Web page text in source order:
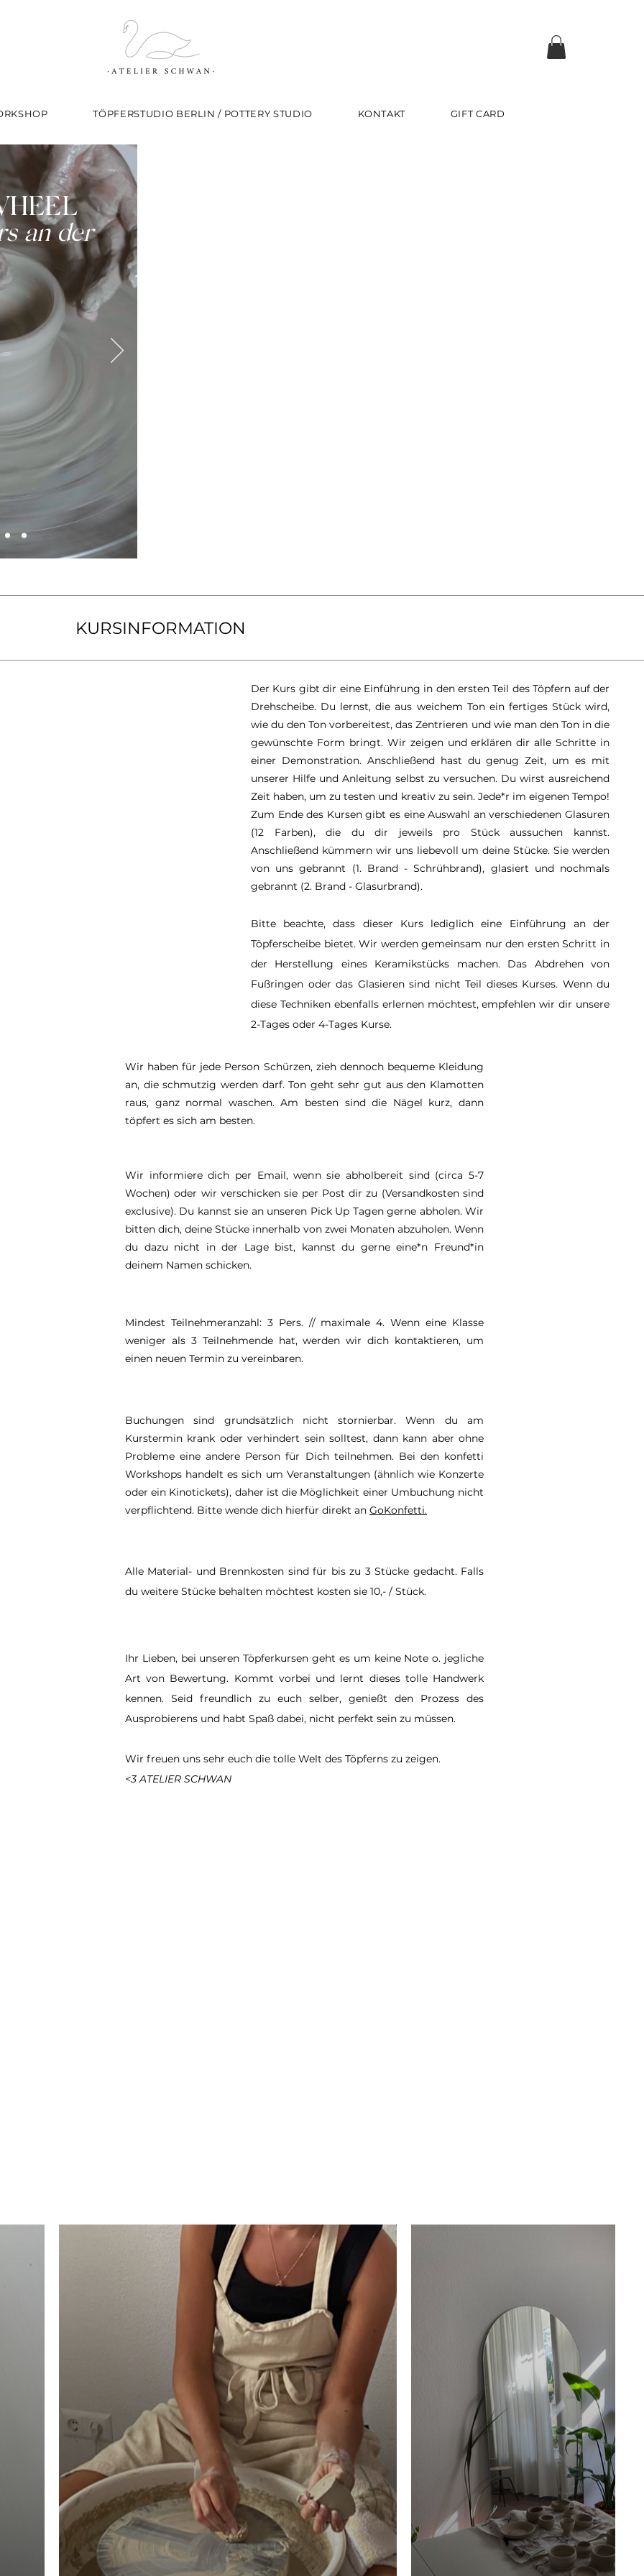
TÖPFERSTUDIO BERLIN / POTTERY STUDIO KONTAKT GIFT CARD
an der
KURSINFORMATION
Der Kurs gibt dir eine Einführung in den ersten Teil des Töpfern auf der
Drehscheibe. Du lernst, die aus weichem Ton ein fertiges Stück wird,
wie du den Ton vorbereitest, das Zentrieren und wie man den Ton in die
gewünschte Form bringt. Wir zeigen und erklären dir alle Schritte in
einer Demonstration. Anschließend hast du genug Zeit, um es mit
unserer Hilfe und Anleitung selbst zu versuchen. Du wirst ausreichend
Zeit haben, um zu testen und kreativ zu sein. Jede*r im eigenen Tempo!
Zum Ende des Kursen gibt es eine Auswahl an verschiedenen Glasuren
(12 Farben), die du dir jeweils pro Stück aussuchen kannst.
Anschließend kümmern wir uns liebevoll um deine Stücke. Sie werden
von uns gebrannt (1. Brand - Schrühbrand), glasiert und nochmals
gebrannt (2. Brand - Glasurbrand).
Bitte beachte, dass dieser Kurs lediglich eine Einführung an der
Töpferscheibe bietet. Wir werden gemeinsam nur den ersten Schritt in
der Herstellung eines Keramikstücks machen. Das Abdrehen von
Fußringen oder das Glasieren sind nicht Teil dieses Kurses. Wenn du
diese Techniken ebenfalls erlernen möchtest, empfehlen wir dir unsere
2-Tages oder 4-Tages Kurse.
Wir haben für jede Person Schürzen, zieh dennoch bequeme Kleidung
an, die schmutzig werden darf. Ton geht sehr gut aus den Klamotten
raus, ganz normal waschen. Am besten sind die Nägel kurz, dann
töpfert es sich am besten.
Wir informiere dich per Email, wenn sie abholbereit sind (circa 5-7
Wochen) oder wir verschicken sie per Post dir zu (Versandkosten sind
exclusive). Du kannst sie an unseren Pick Up Tagen gerne abholen. Wir
bitten dich, deine Stücke innerhalb von zwei Monaten abzuholen. Wenn
du dazu nicht in der Lage bist, kannst du gerne eine*n Freund*in
deinem Namen schicken.
Mindest Teilnehmeranzahl: 3 Pers. // maximale 4. Wenn eine Klasse
weniger als 3 Teilnehmende hat, werden wir dich kontaktieren, um
einen neuen Termin zu vereinbaren.
Buchungen sind grundsätzlich nicht stornierbar. Wenn du am
Kurstermin krank oder verhindert sein solltest, dann kann aber ohne
Probleme eine andere Person für Dich teilnehmen. Bei den konfetti
Workshops handelt es sich um Veranstaltungen (ähnlich wie Konzerte
oder ein Kinotickets), daher ist die Möglichkeit einer Umbuchung nicht
verpflichtend. Bitte wende dich hierfür direkt an GoKonfetti.
Alle Material- und Brennkosten sind für bis zu 3 Stücke gedacht. Falls
du weitere Stücke behalten möchtest kosten sie 10,- / Stück.
Ihr Lieben, bei unseren Töpferkursen geht es um keine Note o. jegliche
Art von Bewertung. Kommt vorbei und lernt dieses tolle Handwerk
kennen. Seid freundlich zu euch selber, genießt den Prozess des
Ausprobierens und habt Spaß dabei, nicht perfekt sein zu müssen.
Wir freuen uns sehr euch die tolle Welt des Töpferns zu zeigen.
<3 ATELIER SCHWAN